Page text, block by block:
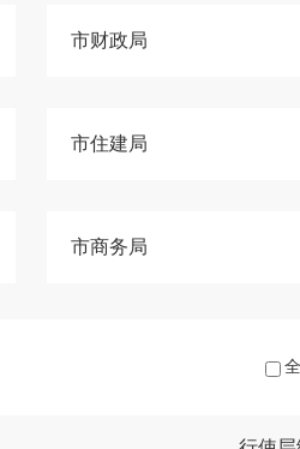
市财政局
市住建局
市商务局